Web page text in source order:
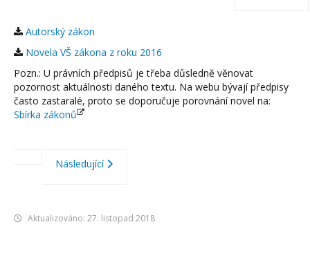
Autorský zákon
Novela VŠ zákona z roku 2016
Pozn.: U právních předpisů je třeba důsledně věnovat
pozornost aktuálnosti daného textu. Na webu bývají předpisy
často zastaralé, proto se doporučuje porovnání novel na:
Sbírka zákonů
Následující
Aktualizováno: 27. listopad 2018